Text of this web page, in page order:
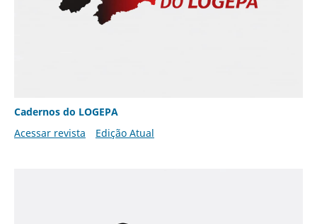
Cadernos do LOGEPA
Acessar revista
Edição Atual